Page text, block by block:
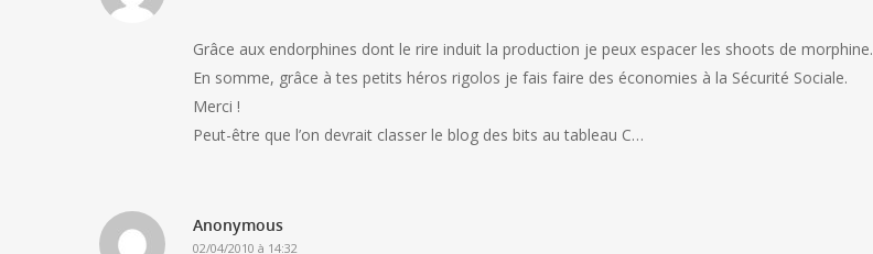
Grâce aux endorphines dont le rire induit la production je peux espacer les shoots de morphine.
En somme, grâce à tes petits héros rigolos je fais faire des économies à la Sécurité Sociale.
Merci !
Peut-être que l’on devrait classer le blog des bits au tableau C…
Anonymous
02/04/2010 à 14:32